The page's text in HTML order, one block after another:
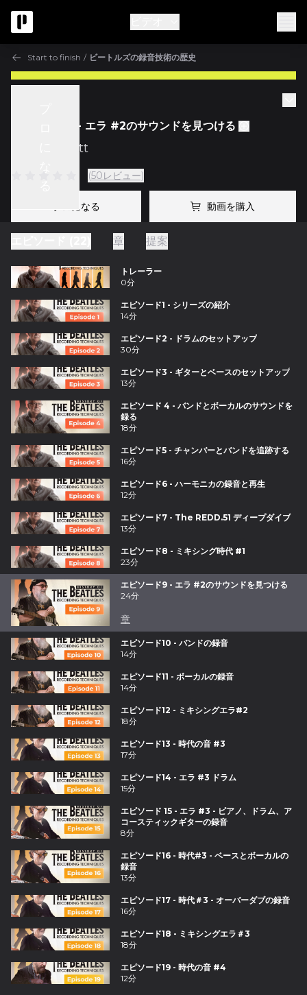
Start to finish / ビートルズの録音技術の歴史
エピソード9 - エラ #2のサウンドを見つける
Ken Scott
(50レビュー)
プロになる 動画を購入
章 提案
トレーラー
0分
エピソード1 - シリーズの紹介
14分
エピソード2 - ドラムのセットアップ
30分
エピソード3 - ギターとベースのセットアップ
13分
エピソード 4 - バンドとボーカルのサウンドを
録る
18分
エピソード5 - チャンバーとバンドを追跡する
16分
エピソード6 - ハーモニカの録音と再生
12分
エピソード7 - The REDD.51 ディープダイブ
13分
エピソード8 - ミキシング時代 #1
23分
エピソード9 - エラ #2のサウンドを見つける
24分
章
エピソード10 - バンドの録音
14分
エピソード11 - ボーカルの録音
14分
エピソード12 - ミキシングエラ#2
18分
エピソード13 - 時代の音 #3
17分
エピソード14 - エラ #3 ドラム
15分
エピソード 15 - エラ #3 - ピアノ、ドラム、ア
コースティックギターの録音
8分
エピソード16 - 時代#3 - ベースとボーカルの
録音
13分
エピソード17 - 時代＃3 - オーバーダブの録音
16分
エピソード18 - ミキシングエラ＃3
18分
エピソード19 - 時代の音 #4
12分